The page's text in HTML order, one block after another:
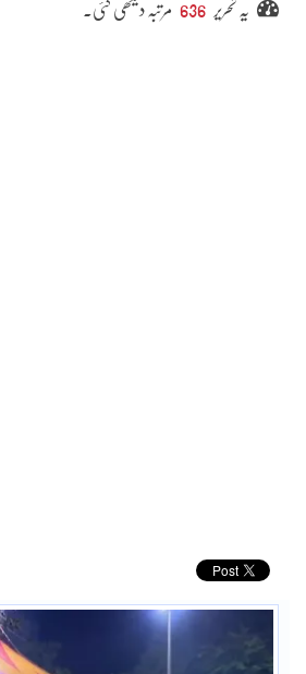
یہ تحریر 636 مرتبہ دیکھی گئی۔